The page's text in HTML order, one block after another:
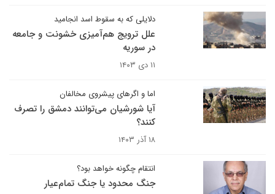
دلایلی که به سقوط اسد انجامید
علل ترویج هم‌آمیزی خشونت ‌و جامعه
در سوریه
۱۱ دی ۱۴۰۳
اما و اگرهای پیشروی مخالفان
آیا شورشیان می‌توانند دمشق را تصرف
کنند؟
۱۸ آذر ۱۴۰۳
انتقام چگونه خواهد بود؟
جنگ محدود یا جنگ تمام‌عیار